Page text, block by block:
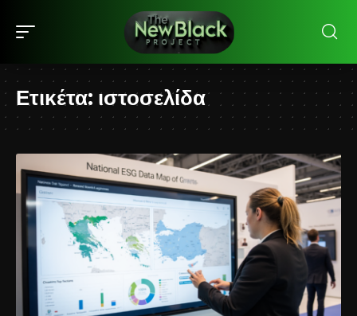
Ετικέτα: ιστοσελίδα